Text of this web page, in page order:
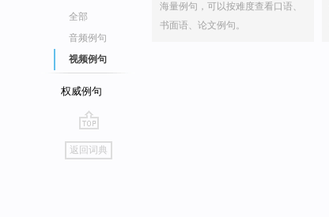
全部
音频例句
视频例句
权威例句
go
top
返回词典
海量例句，可以按难度查看口语、
书面语、论文例句。